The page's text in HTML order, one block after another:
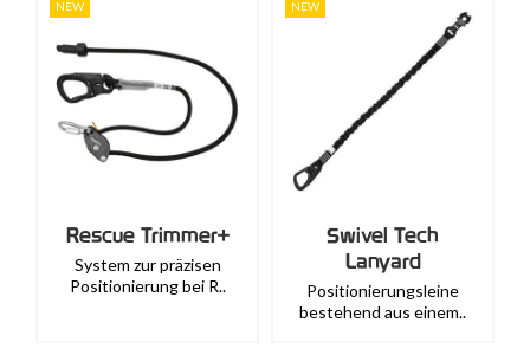
NEW
Rescue Trimmer+
System zur präzisen
Positionierung bei R..
NEW
Swivel Tech
Lanyard
Positionierungsleine
bestehend aus einem..